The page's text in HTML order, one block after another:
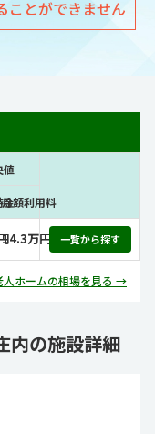
ことができません
値
金
月額利用料
14.3万円 一覧から探す
人ホームの相場を見る →
内の施設詳細